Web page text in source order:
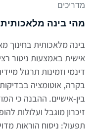
מדריכים
מהי בינה מלאכותית
בינה מלאכותית בחינוך
אישית באמצעות ניטור
דינמי וזמינות תרגול
בקרה, אוטומציה
בין-אישיים. ההבנה כי
זיכרון מוגבל ועלולות
תפעול: ניסוח הוראות